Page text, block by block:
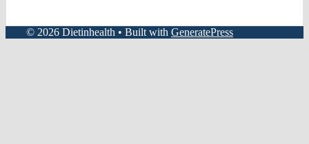
© 2026 Dietinhealth • Built with GeneratePress